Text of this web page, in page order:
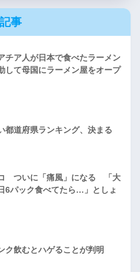
事
チア人が日本で食べたラーメン
して母国にラーメン屋をオープ
都道府県ランキング、決まる
コ ついに「痛風」になる 「大
6パック食べてたら…」としょ
ク飲むとハゲることが判明